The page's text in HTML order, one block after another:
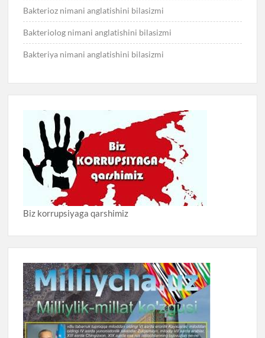
Bakterioz nimani anglatishini bilasizmi
Bakteriolog nimani anglatishini bilasizmi
Bakteriya nimani anglatishini bilasizmi
Biz korrupsiyaga qarshimiz